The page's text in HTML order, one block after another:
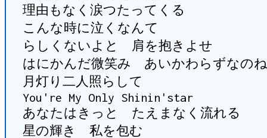
理由もなく涙つたってくる
こんな時に泣くなんて
らしくないよと 肩を抱きよせ
はにかんだ微笑み あいかわらずなのね
月灯り二人照らして
You're My Only Shinin'star
あなたはきっと たえまなく流れる
星の輝き 私を包む